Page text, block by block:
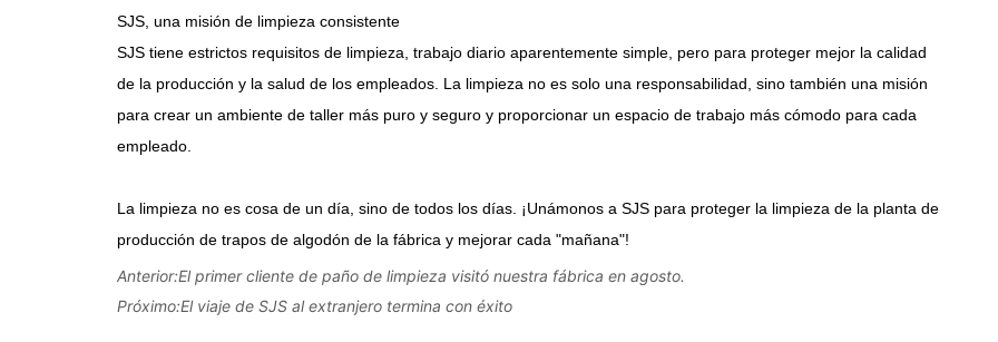
Anterior:El primer cliente de paño de limpieza visitó nuestra fábrica en agosto.
Próximo:El viaje de SJS al extranjero termina con éxito